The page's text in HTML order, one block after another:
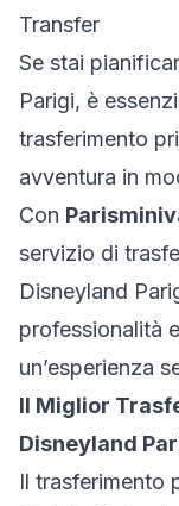
Transfer
Se stai
Parigi, è
trasferimento
avventura in
Con
servizio di
Disneyland
professionalità
un’esperienza
Il Miglior
Disneyland
Il trasferimento